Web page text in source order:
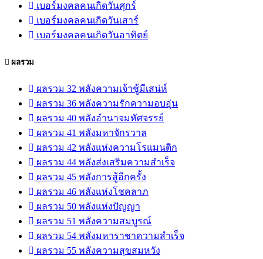
เบอร์มงคลคนเกิดวันศุกร์
เบอร์มงคลคนเกิดวันเสาร์
เบอร์มงคลคนเกิดวันอาทิตย์
ผลรวม
ผลรวม 32 พลังความเจ้าชู้มีเสน่ห์
ผลรวม 36 พลังความรักความอบอุ่น
ผลรวม 40 พลังอำนาจมหัศจรรย์
ผลรวม 41 พลังมหาจักรวาล
ผลรวม 42 พลังแห่งความโรแมนติก
ผลรวม 44 พลังส่งเสริมความสำเร็จ
ผลรวม 45 พลังการสู้อีกครั้ง
ผลรวม 46 พลังแห่งโชคลาภ
ผลรวม 50 พลังแห่งปัญญา
ผลรวม 51 พลังความสมบูรณ์
ผลรวม 54 พลังมหาราชาความสำเร็จ
ผลรวม 55 พลังความสุขสมหวัง